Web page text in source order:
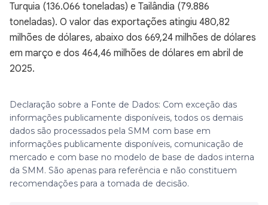
Turquia (136.066 toneladas) e Tailândia (79.886
toneladas). O valor das exportações atingiu 480,82
milhões de dólares, abaixo dos 669,24 milhões de dólares
em março e dos 464,46 milhões de dólares em abril de
2025.
Declaração sobre a Fonte de Dados: Com exceção das
informações publicamente disponíveis, todos os demais
dados são processados pela SMM com base em
informações publicamente disponíveis, comunicação de
mercado e com base no modelo de base de dados interna
da SMM. São apenas para referência e não constituem
recomendações para a tomada de decisão.